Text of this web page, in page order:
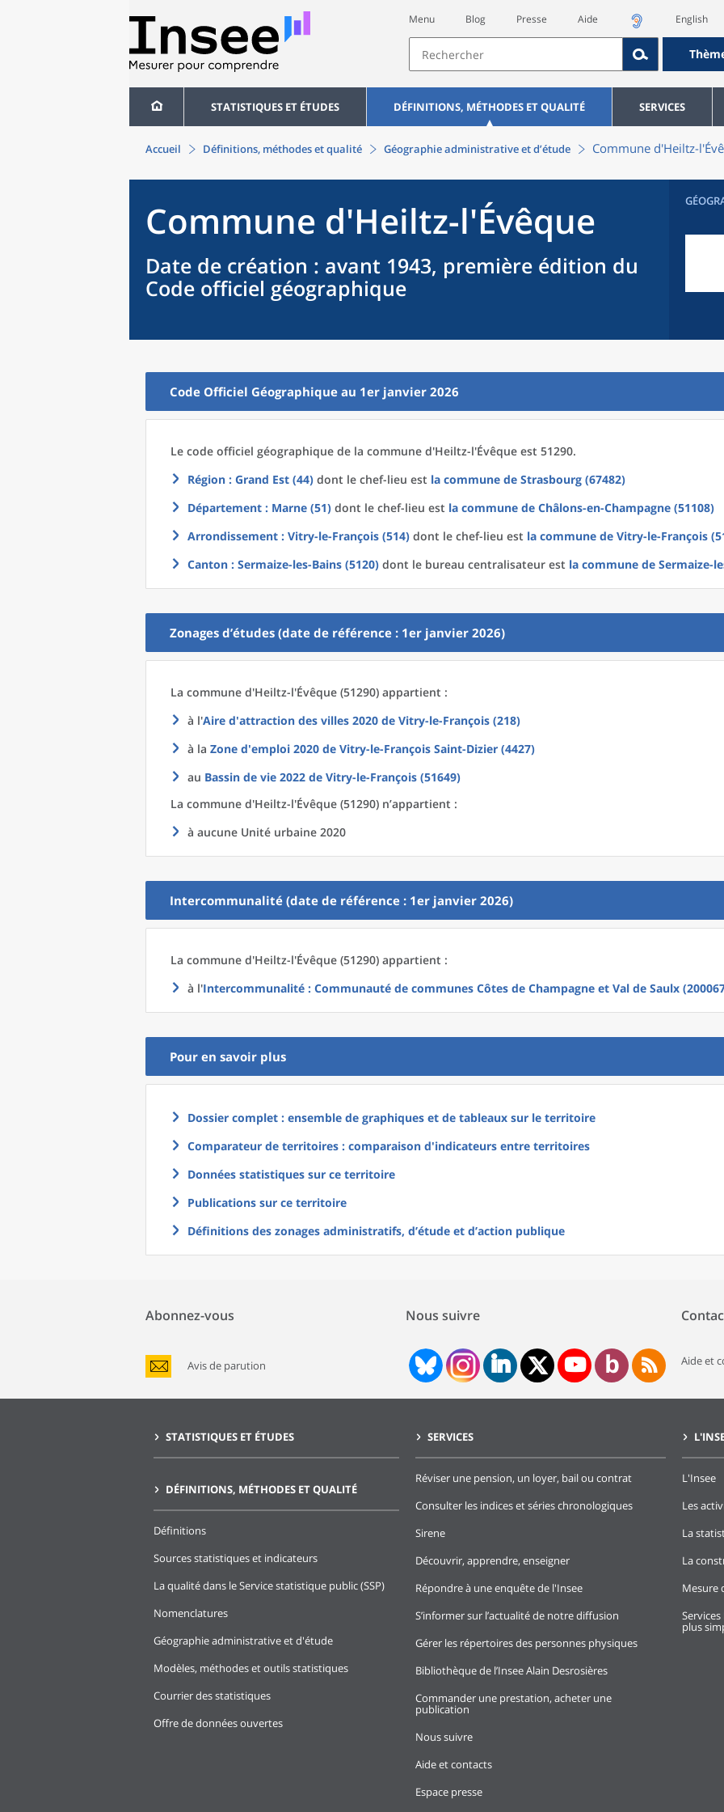
Menu Blog Presse Aide English
STATISTIQUES ET ÉTUDES DÉFINITIONS, MÉTHODES ET QUALITÉ SERVICES
Accueil Définitions, méthodes et qualité Géographie administrative et d’étude Commune d'Heiltz-
Commune d'Heiltz-l'Évêque
Date de création : avant 1943, première édition du
Code officiel géographique
Code Officiel Géographique au 1er janvier 2026
Le code officiel géographique de la commune d'Heiltz-l'Évêque est 51290.
Région : Grand Est (44) dont le chef-lieu est la commune de Strasbourg (67482)
Département : Marne (51) dont le chef-lieu est la commune de Châlons-en-Champagne (51108)
Arrondissement : Vitry-le-François (514) dont le chef-lieu est la commune de Vitry-le-François
Canton : Sermaize-les-Bains (5120) dont le bureau centralisateur est la commune de Sermaize-
Zonages d’études (date de référence : 1er janvier 2026)
La commune d'Heiltz-l'Évêque (51290) appartient :
à l'Aire d'attraction des villes 2020 de Vitry-le-François (218)
à la Zone d'emploi 2020 de Vitry-le-François Saint-Dizier (4427)
au Bassin de vie 2022 de Vitry-le-François (51649)
La commune d'Heiltz-l'Évêque (51290) n’appartient :
à aucune Unité urbaine 2020
Intercommunalité (date de référence : 1er janvier 2026)
La commune d'Heiltz-l'Évêque (51290) appartient :
à l'Intercommunalité : Communauté de communes Côtes de Champagne et Val de Saulx
Pour en savoir plus
Dossier complet : ensemble de graphiques et de tableaux sur le territoire
Comparateur de territoires : comparaison d'indicateurs entre territoires
Données statistiques sur ce territoire
Publications sur ce territoire
Définitions des zonages administratifs, d’étude et d’action publique
Abonnez-vous
Avis de parution
Nous suivre
Aide et
STATISTIQUES ET ÉTUDES
DÉFINITIONS, MÉTHODES ET QUALITÉ
Définitions
Sources statistiques et indicateurs
La qualité dans le Service statistique public (SSP)
Nomenclatures
Géographie administrative et d'étude
Modèles, méthodes et outils statistiques
Courrier des statistiques
Offre de données ouvertes
SERVICES
Réviser une pension, un loyer, bail ou contrat
Consulter les indices et séries chronologiques
Sirene
Découvrir, apprendre, enseigner
Répondre à une enquête de l'Insee
S’informer sur l’actualité de notre diffusion
Gérer les répertoires des personnes physiques
Bibliothèque de l’Insee Alain Desrosières
Commander une prestation, acheter une
publication
Nous suivre
Aide et contacts
Espace presse
L'Insee
Les
La
La
Mesure
plus